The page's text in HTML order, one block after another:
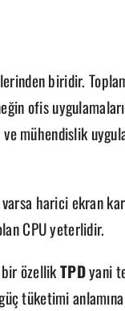
biridir.
ofis
mühendislik
harici ekran
CPU yeterlidir.
bir özellikTPDyani
tüketimi